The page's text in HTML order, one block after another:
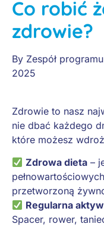
Co robić
zdrowie?
By Zespół
2025
Zdrowie to nasz
nie dbać każdego
które możesz
Zdrowa dieta –
przetworzoną
Regularna
Spacer, rower,